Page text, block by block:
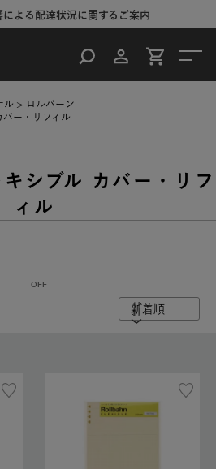
よる配達状況に関するご案内
ル
ロルバーン
バー・リフィル
シブル カバー・リフ
ィル
新着順